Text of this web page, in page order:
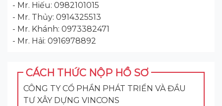
- Mr. Hiếu: 0982101015
- Mr. Thủy: 0914325513
- Mr. Khánh: 0973382471
- Mr. Hải: 0916978892
CÁCH THỨC NỘP HỒ SƠ
CÔNG TY CỔ PHẦN PHÁT TRIỂN VÀ ĐẦU
TƯ XÂY DỰNG VINCONS